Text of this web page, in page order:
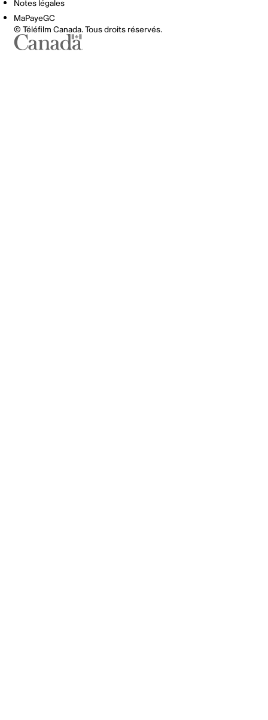
Notes légales
MaPayeGC
© Téléfilm Canada. Tous droits réservés.